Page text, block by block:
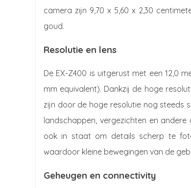
camera zijn 9,70 x 5,60 x 2,30
goud.
Resolutie en lens
De EX-Z400 is uitgerust met een 12,0
mm equivalent). Dankzij de hoge
zijn door de hoge resolutie nog steeds
landschappen, vergezichten en
ook in staat om details scherp te
waardoor kleine bewegingen van de
Geheugen en connectivity